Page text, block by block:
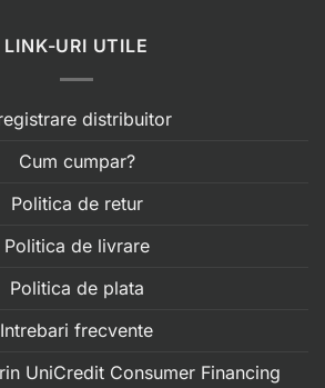
LINK-URI UTILE
distribuitor
Cum cumpar?
Politica de retur
Politica de livrare
Politica de plata
Intrebari frecvente
UniCredit Consumer Financing